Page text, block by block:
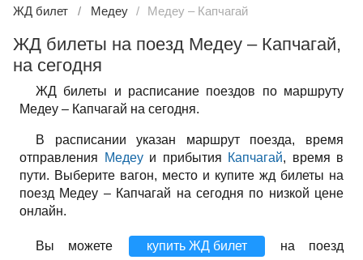
ЖД билет Медеу Медеу – Капчагай
ЖД билеты на поезд Медеу – Капчагай,
на сегодня
ЖД билеты и расписание поездов по маршруту
Медеу – Капчагай на сегодня.
В расписании указан маршрут поезда, время
отправления
Медеуи прибытия Капчагай, время в
пути. Выберите вагон, место и купите жд билеты на
поезд Медеу – Капчагай на сегодня по низкой цене
онлайн.
Вы можете купить ЖД билет
на поезд